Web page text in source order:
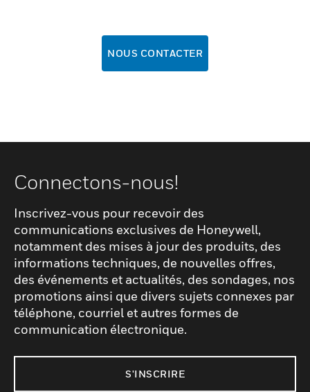
NOUS CONTACTER
Connectons-nous!
Inscrivez-vous pour recevoir des
communications exclusives de Honeywell,
notamment des mises à jour des produits, des
informations techniques, de nouvelles offres,
des événements et actualités, des sondages, nos
promotions ainsi que divers sujets connexes par
téléphone, courriel et autres formes de
communication électronique.
S'INSCRIRE